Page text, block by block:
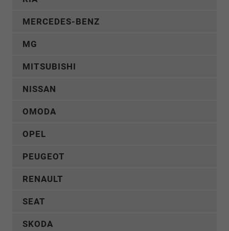
MERCEDES-BENZ
MG
MITSUBISHI
NISSAN
OMODA
OPEL
PEUGEOT
RENAULT
SEAT
SKODA